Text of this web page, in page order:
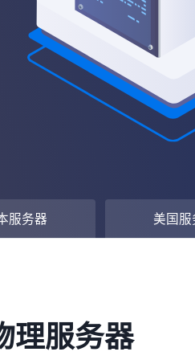
服务器 美国服
理服务器